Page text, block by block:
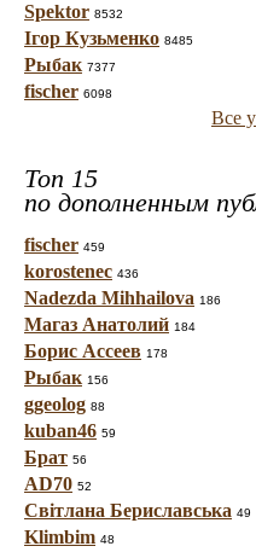
Spektor 8532
Ігор Кузьменко 8485
Рыбак 7377
fischer 6098
Все
Топ 15
по дополненным
fischer 459
korostenec 436
Nadezda Mihhailova 186
Магаз Анатолий 184
Борис Ассеев 178
Рыбак 156
ggeolog 88
kuban46 59
Брат 56
AD70 52
Світлана Бериславська 49
Klimbim 48